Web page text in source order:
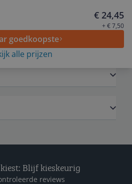
€ 24,45
+ € 7,50
goedkoopste
alle prijzen
Blijf kieskeurig
reviews